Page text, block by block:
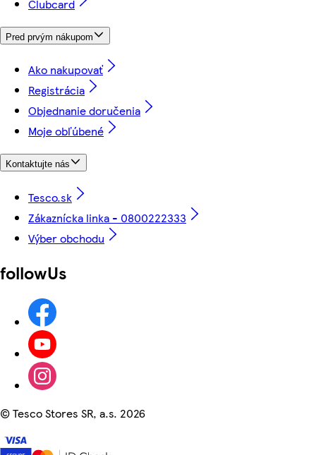
Clubcard
Pred prvým nákupom
Ako nakupovať
Registrácia
Objednanie doručenia
Moje obľúbené
Kontaktujte nás
Tesco.sk
Zákaznícka linka - 0800222333
Výber obchodu
followUs
©Tesco Stores SR, a.s. 2026